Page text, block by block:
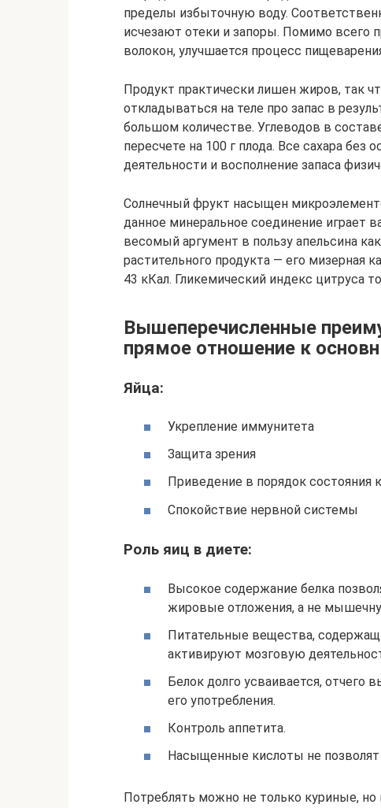
пределы избыточную воду.
исчезают отеки и запоры. Помимо всего
волокон, улучшается процесс
Продукт практически лишен жиров, так
откладываться на теле про запас в
большом количестве. Углеводов в
пересчете на 100 г плода. Все сахара без
деятельности и восполнение запаса
Солнечный фрукт насыщен
данное минеральное соединение
весомый аргумент в пользу апельсина
растительного продукта — его мизерная
43 кКал. Гликемический индекс цитруса
Вышеперечисленные
прямое отношение к
Яйца:
Укрепление иммунитета
Защита зрения
Приведение в порядок состояния
Спокойствие нервной системы
Роль яиц в диете:
Высокое содержание белка
жировые отложения, а не
Питательные вещества,
активируют мозговую
Белок долго усваивается, отчего
его употребления.
Контроль аппетита.
Насыщенные кислоты не
Потреблять можно не только куриные, но